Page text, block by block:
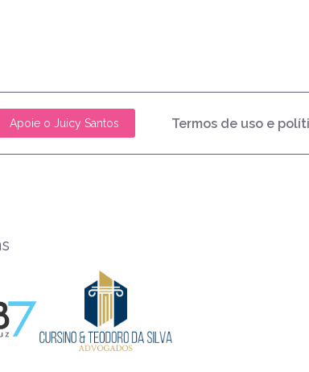
Apoie o Juicy Santos Termos de uso e